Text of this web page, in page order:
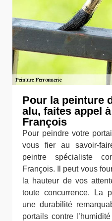
Pour la peinture
alu, faites appel
François
Pour peindre votre
vous fier au savoir-
peintre spécialiste
François. Il peut vous
la hauteur de vos
toute concurrence. La
une durabilité
portails contre